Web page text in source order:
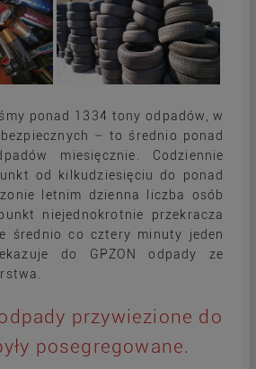
ponad 1334 tony odpadów, w
– to średnio ponad
miesięcznie. Codziennie
od kilkudziesięciu do ponad
letnim dzienna liczba osób
niejednokrotnie przekracza
średnio co cztery minuty jeden
do GPZON odpady ze
przywiezione do
posegregowane.